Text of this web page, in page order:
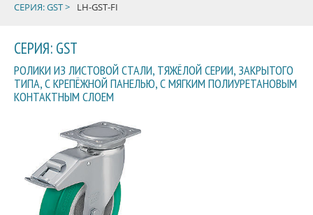
СЕРИЯ: GST >
LH-GST-FI
СЕРИЯ: GST
РОЛИКИ ИЗ ЛИСТОВОЙ СТАЛИ, ТЯЖЁЛОЙ СЕРИИ, ЗАКРЫТОГО
ТИПА, С КРЕПЁЖНОЙ ПАНЕЛЬЮ, С МЯГКИМ ПОЛИУРЕТАНОВЫМ
КОНТАКТНЫМ СЛОЕМ